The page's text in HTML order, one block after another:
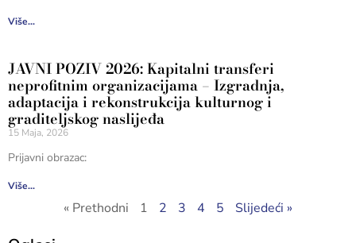
Više...
JAVNI POZIV 2026: Kapitalni transferi
neprofitnim organizacijama – Izgradnja,
adaptacija i rekonstrukcija kulturnog i
graditeljskog naslijeđa
15 Maja, 2026
Prijavni obrazac:
Više...
« Prethodni 1 2 3 4 5 Slijedeći »